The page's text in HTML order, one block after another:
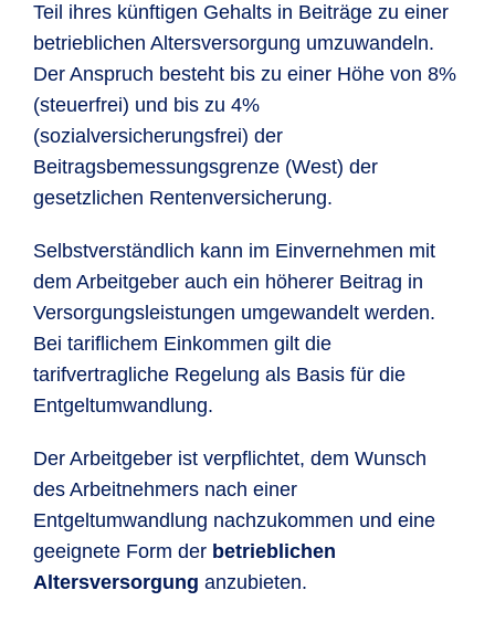
Teil ihres künftigen Gehalts in Beiträge zu einer
betrieblichen Altersversorgung umzuwandeln.
Der Anspruch besteht bis zu einer Höhe von 8%
(steuerfrei) und bis zu 4%
(sozialversicherungsfrei) der
Beitragsbemessungsgrenze (West) der
gesetzlichen Rentenversicherung.
Selbstverständlich kann im Einvernehmen mit
dem Arbeitgeber auch ein höherer Beitrag in
Versorgungsleistungen umgewandelt werden.
Bei tariflichem Einkommen gilt die
tarifvertragliche Regelung als Basis für die
Entgeltumwandlung.
Der Arbeitgeber ist verpflichtet, dem Wunsch
des Arbeitnehmers nach einer
Entgeltumwandlung nachzukommen und eine
geeignete Form der betrieblichen
Altersversorgung anzubieten.